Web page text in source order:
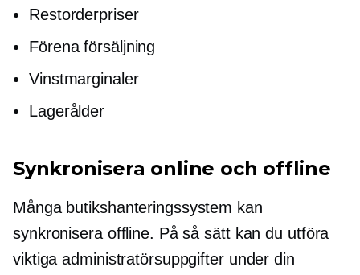
Restorderpriser
Förena försäljning
Vinstmarginaler
Lagerålder
Synkronisera online och offline
Många butikshanteringssystem kan
synkronisera offline. På så sätt kan du utföra
viktiga administratörsuppgifter under din